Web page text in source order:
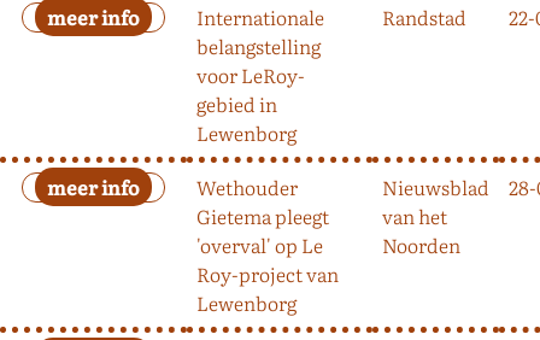
Internationale
belangstelling
voor LeRoy-
gebied in
Lewenborg
Randstad
Wethouder
Gietema pleegt
'overval' op Le
Roy-project van
Lewenborg
Nieuwsblad
van het
Noorden